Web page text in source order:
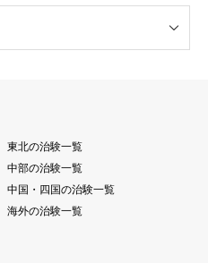
東北の治験一覧
中部の治験一覧
中国・四国の治験一覧
海外の治験一覧